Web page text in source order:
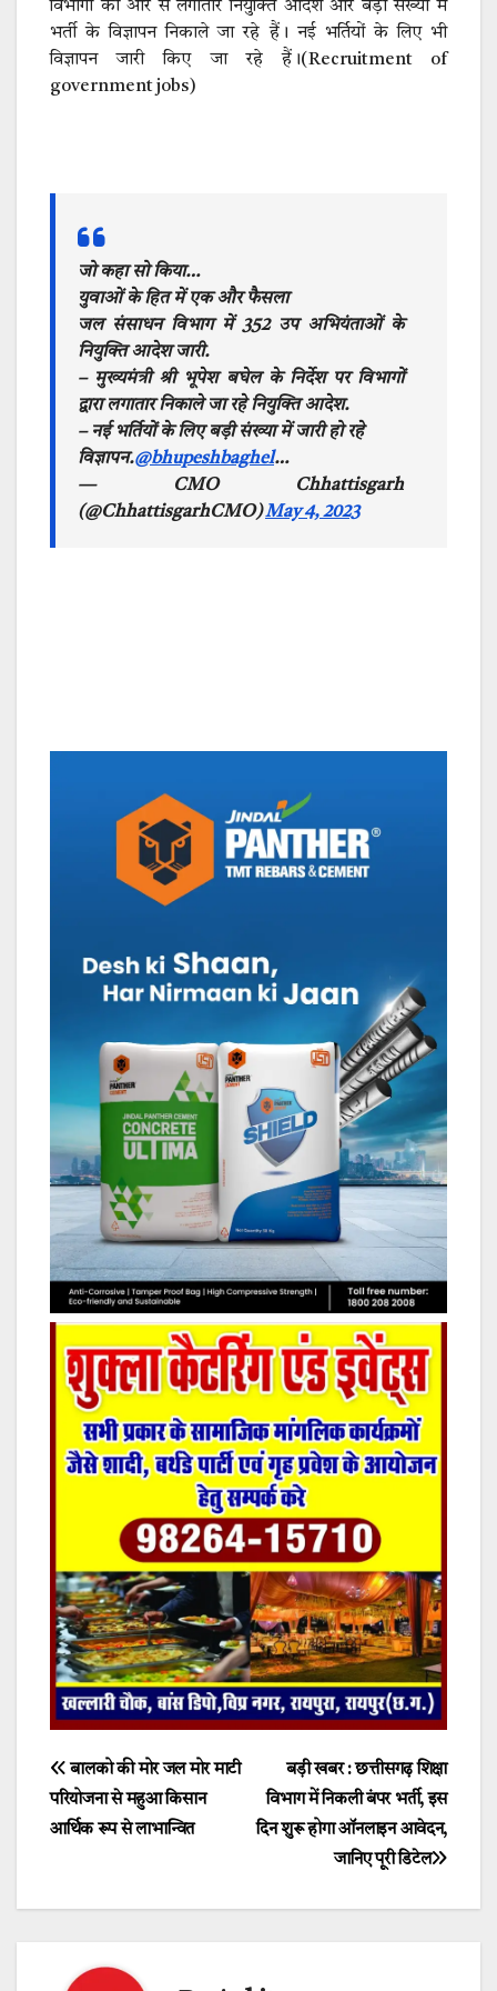
विभागों की ओर से लगातार नियुक्ति आदेश और बड़ी संख्या में
भर्ती के विज्ञापन निकाले जा रहे हैं। नई भर्तियों के लिए भी
विज्ञापन जारी किए जा रहे हैं।(Recruitment of
government jobs)
जो कहा सो किया…
युवाओं के हित में एक और फैसला
जल संसाधन विभाग में 352 उप अभियंताओं के
नियुक्ति आदेश जारी.
– मुख्यमंत्री श्री भूपेश बघेल के निर्देश पर विभागों
द्वारा लगातार निकाले जा रहे नियुक्ति आदेश.
– नई भर्तियों के लिए बड़ी संख्या में जारी हो रहे
विज्ञापन.@bhupeshbaghel…
— CMO Chhattisgarh
(@ChhattisgarhCMO)May 4, 2023
Post
navigation
बड़ी खबर : छत्तीसगढ़ शिक्षा
विभाग में निकली बंपर भर्ती, इस
दिन शुरू होगा ऑनलाइन आवेदन,
जानिए पूरी डिटेल
बालको की मोर जल मोर माटी
परियोजना से महुआ किसान
आर्थिक रूप से लाभान्वित